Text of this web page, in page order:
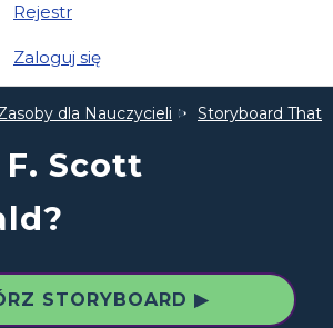
Rejestr
Zaloguj się
dla Nauczycieli Storyboard That
F. Scott
STORYBOARD ▶